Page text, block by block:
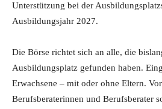
Unterstützung bei der
Ausbildungsjahr 2027.
Die Börse richtet sich an alle, die
Ausbildungsplatz gefunden haben.
Erwachsene – mit oder ohne Eltern.
Berufsberaterinnen und Berufsberater